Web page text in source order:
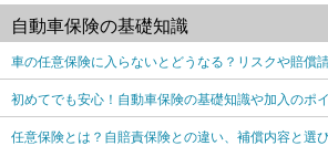
自動車保険の基礎知識
車の任意保険に入らないとどうなる？リスクや賠償
初めてでも安心！自動車保険の基礎知識や加入のポ
任意保険とは？自賠責保険との違い、補償内容と選